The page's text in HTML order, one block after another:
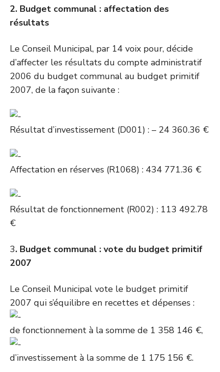
2. Budget communal : affectation des
résultats
Le Conseil Municipal, par 14 voix pour, décide
d’affecter les résultats du compte administratif
2006 du budget communal au budget primitif
2007, de la façon suivante :
Résultat d’investissement (D001) : – 24 360.36 €
Affectation en réserves (R1068) : 434 771.36 €
Résultat de fonctionnement (R002) : 113 492.78
€
3. Budget communal : vote du budget primitif
2007
Le Conseil Municipal vote le budget primitif
2007 qui s’équilibre en recettes et dépenses :
de fonctionnement à la somme de 1 358 146 €,
d’investissement à la somme de 1 175 156 €.